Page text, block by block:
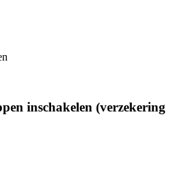
inschakelen (verzekering